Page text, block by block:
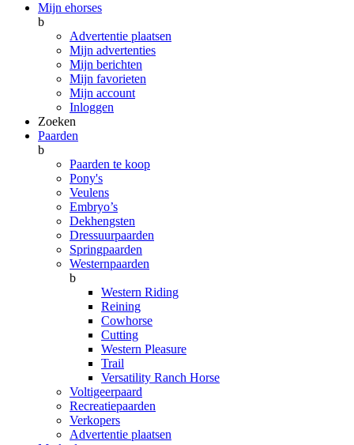
Mijn ehorses
b
Advertentie plaatsen
Mijn advertenties
Mijn berichten
Mijn favorieten
Mijn account
Inloggen
Zoeken
Paarden
b
Paarden te koop
Pony's
Veulens
Embryo’s
Dekhengsten
Dressuurpaarden
Springpaarden
Westernpaarden
b
Western Riding
Reining
Cowhorse
Cutting
Western Pleasure
Trail
Versatility Ranch Horse
Voltigeerpaard
Recreatiepaarden
Verkopers
Advertentie plaatsen